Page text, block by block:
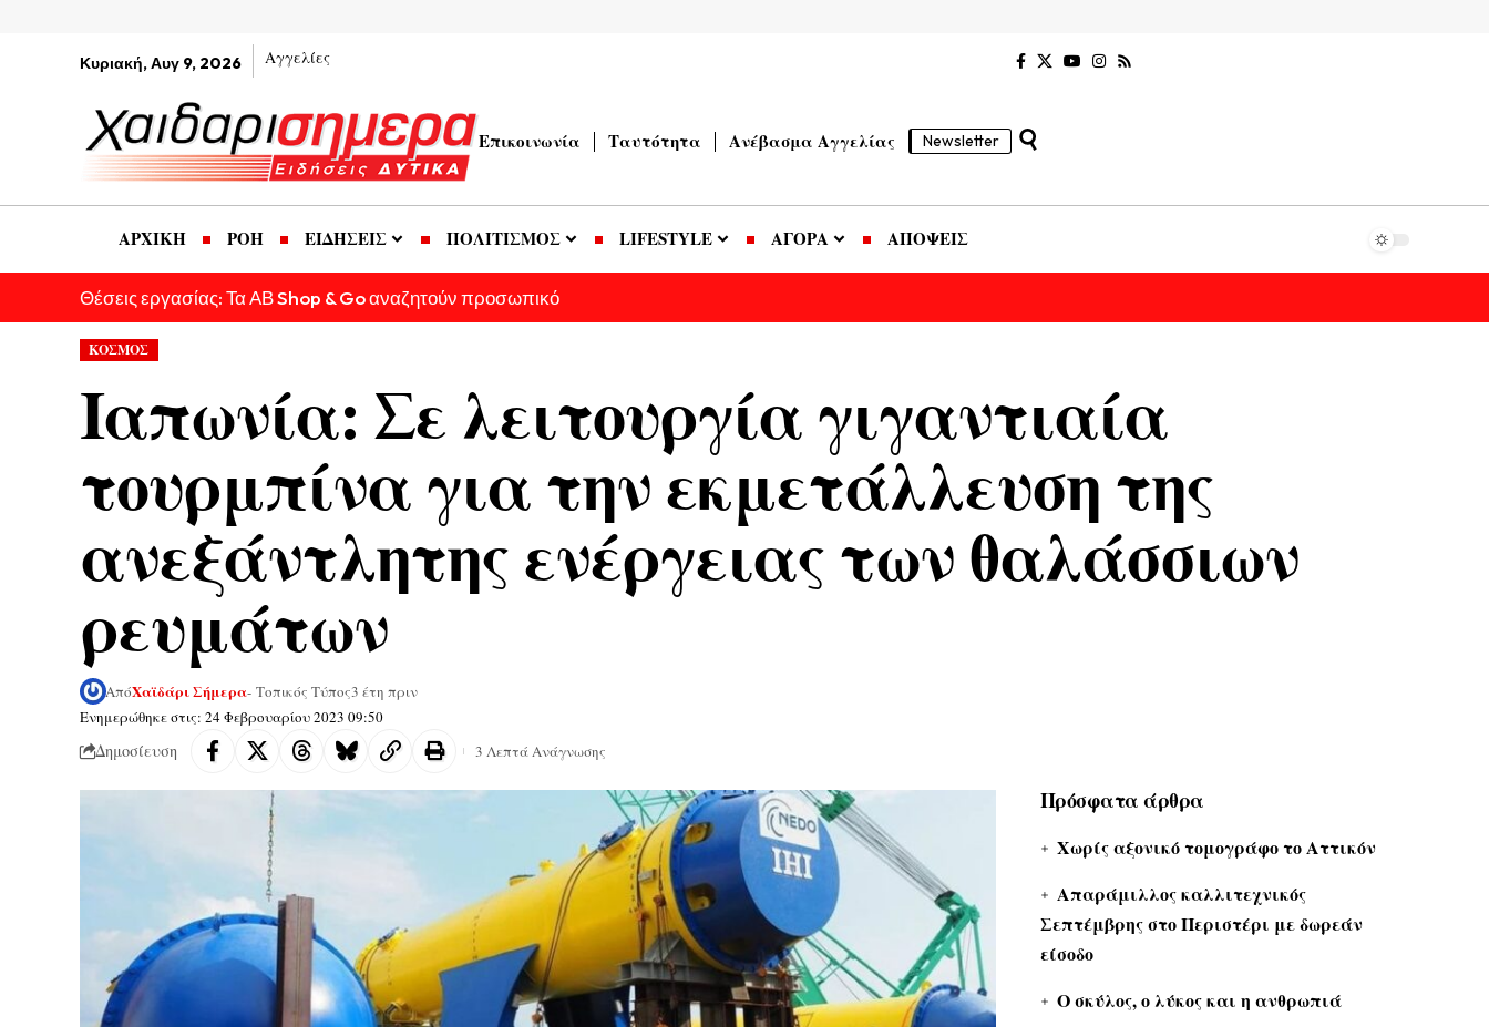
Κυριακή, Αυγ 9, 2026 Αγγελίες
Επικοινωνία Ταυτότητα Ανέβασμα Αγγελίας Newsletter
ΑΡΧΙΚΗ ΡΟΗ ΕΙΔΗΣΕΙΣ ΠΟΛΙΤΙΣΜΟΣ LIFESTYLE ΑΓΟΡΑ ΑΠΟΨΕΙΣ
Θέσεις εργασίας: Τα ΑΒ Shop & Go αναζητούν προσωπικό
ΚΟΣΜΟΣ
Ιαπωνία: Σε λειτουργία γιγαντιαία
τουρμπίνα για την εκμετάλλευση της
ανεξάντλητης ενέργειας των θαλάσσιων
ρευμάτων
Ενημερώθηκε στις: 24 Φεβρουαρίου 2023 09:50
ΑπόΧαϊδάρι Σήμερα- Τοπικός Τύπος3 έτη πριν
Δημοσίευση 3 Λεπτά Ανάγνωσης
Πρόσφατα άρθρα
Χωρίς αξονικό τομογράφο το Αττικόν
Απαράμιλλος καλλιτεχνικός
Σεπτέμβρης στο Περιστέρι με δωρεάν
είσοδο
Ο σκύλος, ο λύκος και η ανθρωπιά